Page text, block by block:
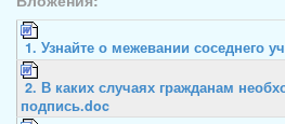
1. Узнайте о межевании соседнего
2. В каких случаях гражданам
подпись.doc